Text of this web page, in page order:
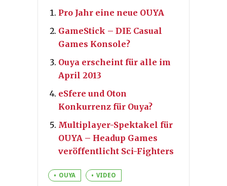
Pro Jahr eine neue OUYA
GameStick – DIE Casual
Games Konsole?
Ouya erscheint für alle im
April 2013
eSfere und Oton
Konkurrenz für Ouya?
Multiplayer-Spektakel für
OUYA – Headup Games
veröffentlicht Sci-Fighters
OUYA VIDEO